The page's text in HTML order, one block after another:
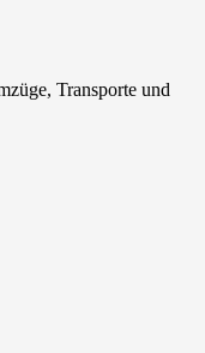
Transporte und